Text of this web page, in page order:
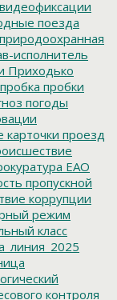
поезда
природоохранная
исполнитель
Приходько
пробка пробки
погоды
карточки проезд
ЕАО
пропускной
коррупции
режим
класс
контроля